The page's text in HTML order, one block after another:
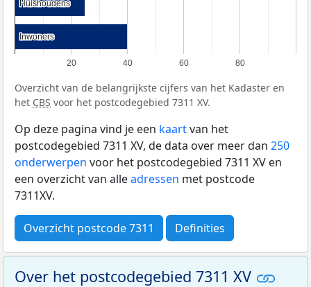
20 40 60 80
Huishoudens
Huishoudens
Inwoners
Inwoners
Overzicht van de belangrijkste cijfers van het Kadaster en
het CBS voor het postcodegebied 7311 XV.
Op deze pagina vind je een kaartvan het
postcodegebied 7311 XV, de data over meer dan 250
onderwerpen voor het postcodegebied 7311 XV en
een overzicht van alleadressen met postcode
7311XV.
Overzicht postcode 7311 Definities
Over het postcodegebied 7311 XV